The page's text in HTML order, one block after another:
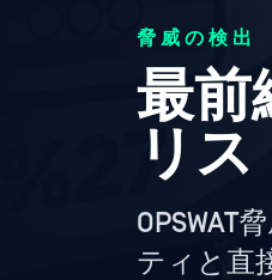
脅威の検出
最前
リ
OPSWAT
ティと直